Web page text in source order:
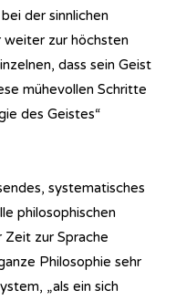
der sinnlichen
weiter zur höchsten
dass sein Geist
mühevollen Schritte
des Geistes“
systematisches
philosophischen
Zeit zur Sprache
Philosophie sehr
„als ein sich